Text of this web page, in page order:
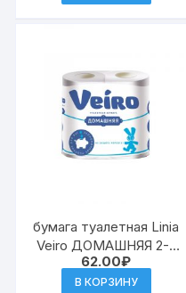
бумага туалетная Linia
Veiro ДОМАШНЯЯ 2-х
слойная Белая 4шт
(Сыкт.) (12) 1С24
62.00₽
В КОРЗИНУ